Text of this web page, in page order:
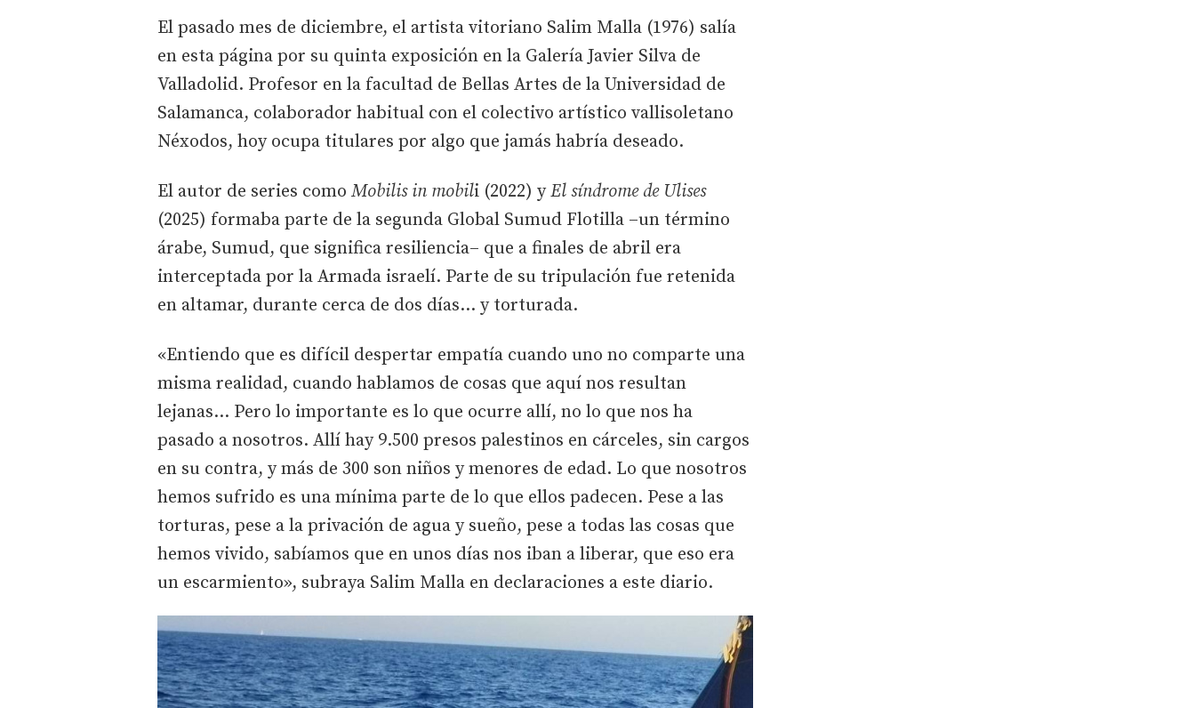
El pasado mes de diciembre, el artista vitoriano Salim Malla (1976) salía
en esta página por su quinta exposición en la Galería Javier Silva de
Valladolid. Profesor en la facultad de Bellas Artes de la Universidad de
Salamanca, colaborador habitual con el colectivo artístico vallisoletano
Néxodos, hoy ocupa titulares por algo que jamás habría deseado.
El autor de series como Mobilis in mobili (2022) yEl síndrome de Ulises
(2025) formaba parte de la segunda Global Sumud Flotilla –un término
árabe, Sumud, que significa resiliencia– que a finales de abril era
interceptada por la Armada israelí. Parte de su tripulación fue retenida
en altamar, durante cerca de dos días... y torturada.
«Entiendo que es difícil despertar empatía cuando uno no comparte una
misma realidad, cuando hablamos de cosas que aquí nos resultan
lejanas... Pero lo importante es lo que ocurre allí, no lo que nos ha
pasado a nosotros. Allí hay 9.500 presos palestinos en cárceles, sin cargos
en su contra, y más de 300 son niños y menores de edad. Lo que nosotros
hemos sufrido es una mínima parte de lo que ellos padecen. Pese a las
torturas, pese a la privación de agua y sueño, pese a todas las cosas que
hemos vivido, sabíamos que en unos días nos iban a liberar, que eso era
un escarmiento», subraya Salim Malla en declaraciones a este diario.